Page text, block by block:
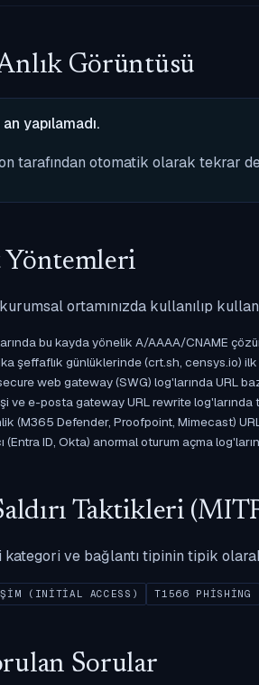
Görüntüsü
yapılamadı.
tarafından otomatik olarak tekrar
Yöntemleri
ortamınızda kullanılıp
bu kayda yönelik A/AAAA/CNAME
şeffaflık günlüklerinde (crt.sh, censys.io)
web gateway (SWG) log'larında URL
ve e-posta gateway URL rewrite
(M365 Defender, Proofpoint, Mimecast)
(Entra ID, Okta) anormal oturum açma
Taktikleri
ve bağlantı tipinin tipik
(INITIAL ACCESS) T1566 PHISHING
Sorular